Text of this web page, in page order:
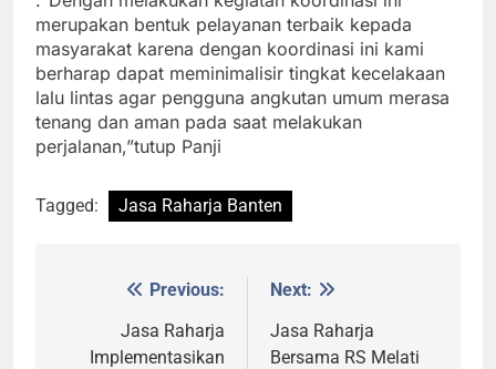
merupakan bentuk pelayanan terbaik kepada
masyarakat karena dengan koordinasi ini kami
berharap dapat meminimalisir tingkat kecelakaan
lalu lintas agar pengguna angkutan umum merasa
tenang dan aman pada saat melakukan
perjalanan,”tutup Panji
Tagged: Jasa Raharja Banten
navigation
Previous:
Jasa Raharja
Implementasikan
Next:
Jasa Raharja
Bersama RS Melati